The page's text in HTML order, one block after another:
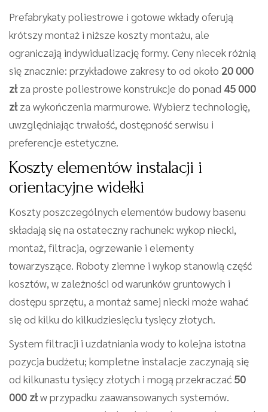
Prefabrykaty poliestrowe i gotowe wkłady oferują
krótszy montaż i niższe koszty montażu, ale
ograniczają indywidualizację formy. Ceny niecek różnią
się znacznie: przykładowe zakresy to od około 20 000
złza proste poliestrowe konstrukcje do ponad 45 000
złza wykończenia marmurowe. Wybierz technologię,
uwzględniając trwałość, dostępność serwisu i
preferencje estetyczne.
Koszty elementów instalacji i
orientacyjne widełki
Koszty poszczególnych elementów budowy basenu
składają się na ostateczny rachunek: wykop niecki,
montaż, filtracja, ogrzewanie i elementy
towarzyszące. Roboty ziemne i wykop stanowią część
kosztów, w zależności od warunków gruntowych i
dostępu sprzętu, a montaż samej niecki może wahać
się od kilku do kilkudziesięciu tysięcy złotych.
System filtracji i uzdatniania wody to kolejna istotna
pozycja budżetu; kompletne instalacje zaczynają się
od kilkunastu tysięcy złotych i mogą przekraczać 50
000 złw przypadku zaawansowanych systemów.